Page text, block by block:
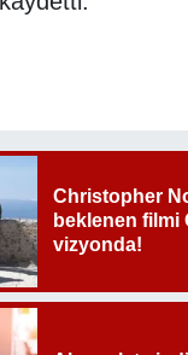
Christopher
beklenen filmi
vizyonda!